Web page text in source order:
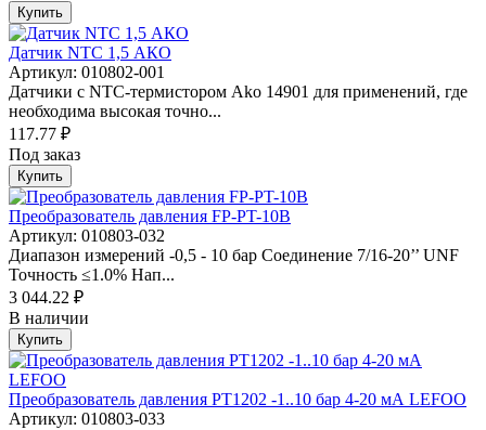
Купить
Датчик NTC 1,5 АКО
Артикул: 010802-001
Датчики с NTC-термистором Ako 14901 для применений, где
необходима высокая точно...
117.77 ₽
Под заказ
Купить
Преобразователь давления FP-PT-10B
Артикул: 010803-032
Диапазон измерений -0,5 - 10 бар Соединение 7/16-20’’ UNF
Точность ≤1.0% Нап...
3 044.22 ₽
В наличии
Купить
Преобразователь давления PT1202 -1..10 бар 4-20 мА LEFOO
Артикул: 010803-033